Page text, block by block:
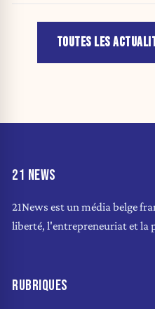
TOUTES LES
21 NEWS
21News est un média belge
liberté, l'entrepreneuriat et la
RUBRIQUES